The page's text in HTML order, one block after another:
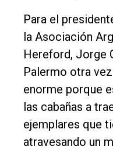
Para el
la Asociación
Hereford, Jorge
Palermo otra
enorme porque
las cabañas a
ejemplares que
atravesando un